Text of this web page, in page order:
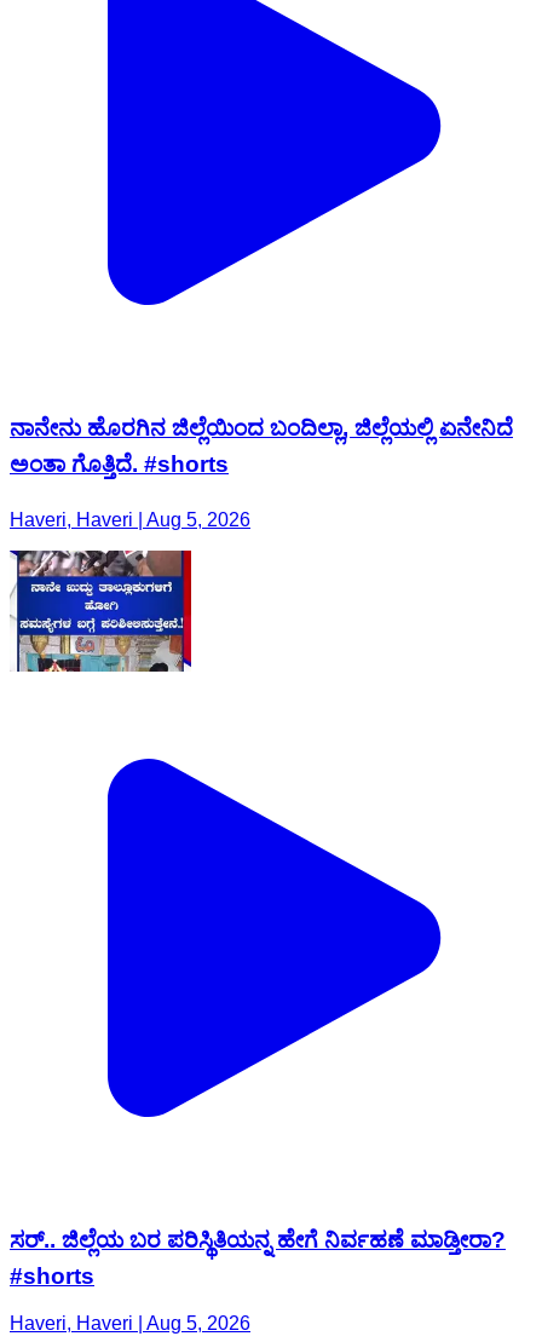
ನಾನೇನು ಹೊರಗಿನ ಜಿಲ್ಲೆಯಿಂದ ಬಂದಿಲ್ಲಾ, ಜಿಲ್ಲೆಯಲ್ಲಿ ಏನೇನಿದೆ
ಅಂತಾ ಗೊತ್ತಿದೆ. #shorts
Haveri, Haveri | Aug 5, 2026
ಸರ್.. ಜಿಲ್ಲೆಯ ಬರ ಪರಿಸ್ಥಿತಿಯನ್ನ ಹೇಗೆ ನಿರ್ವಹಣೆ ಮಾಡ್ತೀರಾ?
#shorts
Haveri, Haveri | Aug 5, 2026